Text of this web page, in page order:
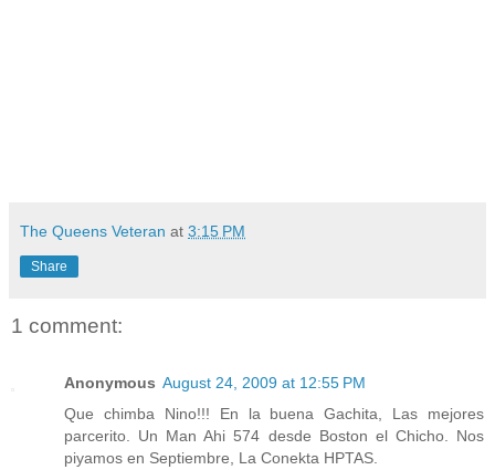
The Queens Veteran at 3:15 PM
Share
1 comment:
Anonymous August 24, 2009 at 12:55 PM
Que chimba Nino!!! En la buena Gachita, Las mejores
parcerito. Un Man Ahi 574 desde Boston el Chicho. Nos
piyamos en Septiembre, La Conekta HPTAS.